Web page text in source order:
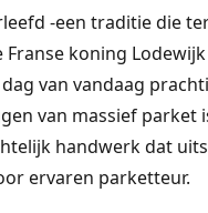
-een traditie die
koning Lodewijk
van vandaag
van massief parket
handwerk dat
ervaren parketteur.